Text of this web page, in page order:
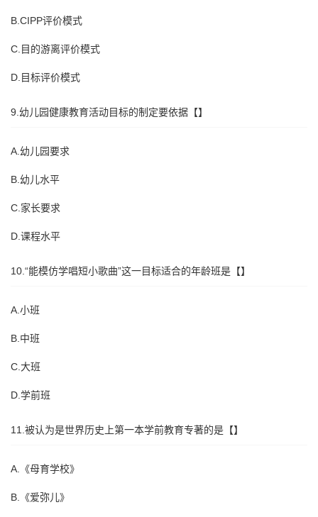
B.CIPP评价模式
C.目的游离评价模式
D.目标评价模式
9.幼儿园健康教育活动目标的制定要依据【】
A.幼儿园要求
B.幼儿水平
C.家长要求
D.课程水平
10.“能模仿学唱短小歌曲”这一目标适合的年龄班是【】
A.小班
B.中班
C.大班
D.学前班
11.被认为是世界历史上第一本学前教育专著的是【】
A.《母育学校》
B.《爱弥儿》